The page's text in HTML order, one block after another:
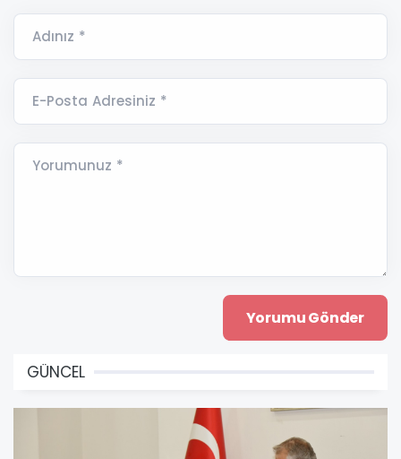
Adınız *
E-Posta Adresiniz *
Yorumunuz *
GÜNCEL